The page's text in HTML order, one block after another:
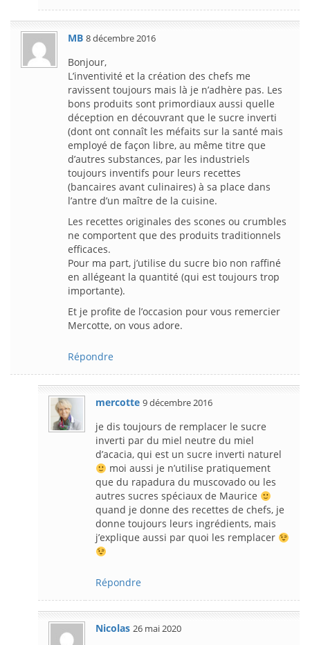
MB 8 décembre 2016
Bonjour,
L’inventivité et la création des chefs me
ravissent toujours mais là je n’adhère pas. Les
bons produits sont primordiaux aussi quelle
déception en découvrant que le sucre inverti
(dont ont connaît les méfaits sur la santé mais
employé de façon libre, au même titre que
d’autres substances, par les industriels
toujours inventifs pour leurs recettes
(bancaires avant culinaires) à sa place dans
l’antre d’un maître de la cuisine.
Les recettes originales des scones ou crumbles
ne comportent que des produits traditionnels
efficaces.
Pour ma part, j’utilise du sucre bio non raffiné
en allégeant la quantité (qui est toujours trop
importante).
Et je profite de l’occasion pour vous remercier
Mercotte, on vous adore.
Répondre
mercotte 9 décembre 2016
je dis toujours de remplacer le sucre
inverti par du miel neutre du miel
d’acacia, qui est un sucre inverti naturel
moi aussi je n’utilise pratiquement
que du rapadura du muscovado ou les
autres sucres spéciaux de Maurice
quand je donne des recettes de chefs, je
donne toujours leurs ingrédients, mais
j’explique aussi par quoi les remplacer
Répondre
Nicolas 26 mai 2020